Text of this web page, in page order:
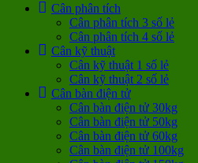
Cân phân tích
Cân phân tích 3 số lẻ
Cân phân tích 4 số lẻ
Cân kỹ thuật
Cân kỹ thuật 1 số lẻ
Cân kỹ thuật 2 số lẻ
Cân bàn điện tử
Cân bàn điện tử 30kg
Cân bàn điện tử 50kg
Cân bàn điện tử 60kg
Cân bàn điện tử 100kg